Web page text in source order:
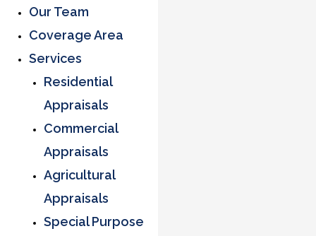
Our Team
Coverage Area
Services
Residential
Appraisals
Commercial
Appraisals
Agricultural
Appraisals
Special Purpose